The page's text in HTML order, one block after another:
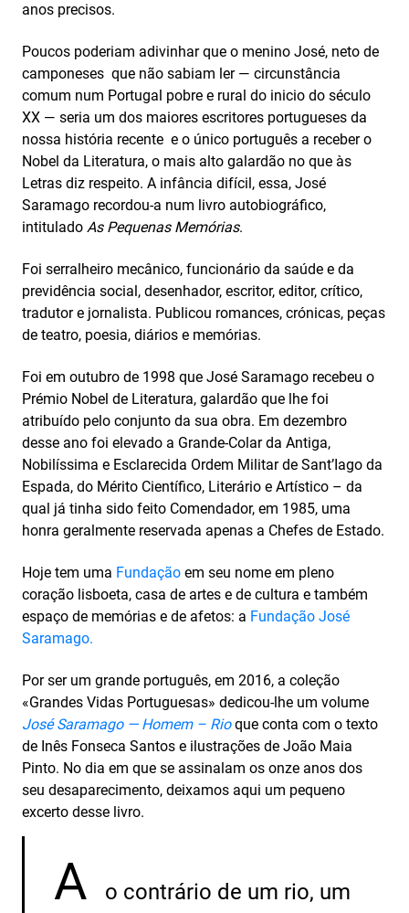
anos precisos.
Poucos poderiam adivinhar que o menino José, neto de
camponeses que não sabiam ler — circunstância
comum num Portugal pobre e rural do inicio do século
XX — seria um dos maiores escritores portugueses da
nossa história recente e o único português a receber o
Nobel da Literatura, o mais alto galardão no que às
Letras diz respeito. A infância difícil, essa, José
Saramago recordou-a num livro autobiográfico,
intitulado As Pequenas Memórias.
Foi serralheiro mecânico, funcionário da saúde e da
previdência social, desenhador, escritor, editor, crítico,
tradutor e jornalista. Publicou romances, crónicas, peças
de teatro, poesia, diários e memórias.
Foi em outubro de 1998 que José Saramago recebeu o
Prémio Nobel de Literatura, galardão que lhe foi
atribuído pelo conjunto da sua obra. Em dezembro
desse ano foi elevado a Grande-Colar da Antiga,
Nobilíssima e Esclarecida Ordem Militar de Sant’Iago da
Espada, do Mérito Científico, Literário e Artístico – da
qual já tinha sido feito Comendador, em 1985, uma
honra geralmente reservada apenas a Chefes de Estado.
Hoje tem uma Fundação em seu nome em pleno
coração lisboeta, casa de artes e de cultura e também
espaço de memórias e de afetos: a Fundação José
Saramago.
Por ser um grande português, em 2016, a coleção
«Grandes Vidas Portuguesas» dedicou-lhe um volume
José Saramago — Homem – Rioque conta com o texto
de Inês Fonseca Santos e ilustrações de João Maia
Pinto. No dia em que se assinalam os onze anos dos
seu desaparecimento, deixamos aqui um pequeno
excerto desse livro.
A
o contrário de um rio, um